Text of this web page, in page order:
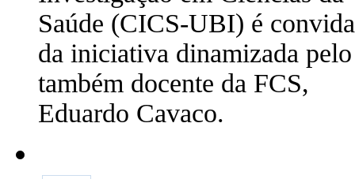
Saúde (CICS-UBI) é
da iniciativa dinamizada pelo
também docente da FCS,
Eduardo Cavaco.